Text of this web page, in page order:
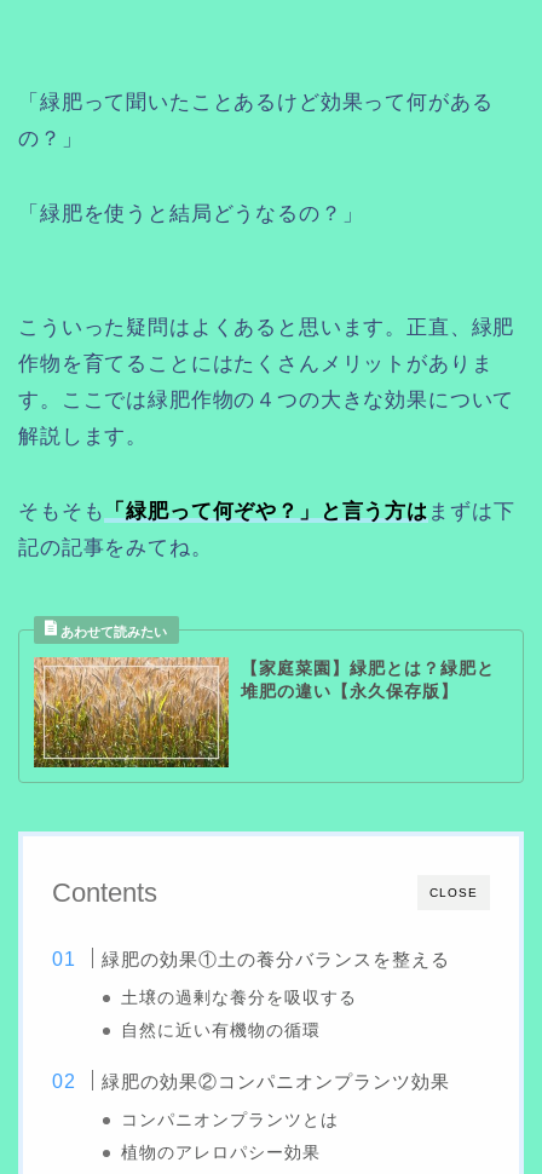
「緑肥って聞いたことあるけど効果って何がある
の？」
「緑肥を使うと結局どうなるの？」
こういった疑問はよくあると思います。正直、緑肥
作物を育てることにはたくさんメリットがありま
す。ここでは緑肥作物の４つの大きな効果について
解説します。
そもそも 「緑肥って何ぞや？」と言う方は まずは下
記の記事をみてね。
【家庭菜園】緑肥とは？緑肥と
堆肥の違い【永久保存版】
CLOSE
Contents
緑肥の効果①土の養分バランスを整える
土壌の過剰な養分を吸収する
自然に近い有機物の循環
緑肥の効果②コンパニオンプランツ効果
コンパニオンプランツとは
植物のアレロパシー効果